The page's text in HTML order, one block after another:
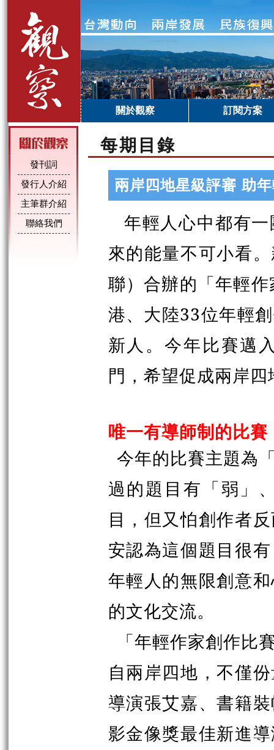
關於觀察 訂閱方案
發刊詞
發行人介紹
主筆群介紹
聯絡我們
每期目錄
兩岸四地星級評審 助
年輕人心中都有
來的能量不可小看
聯）合辦的「年輕
港、大陸33位年輕
新人。今年比賽邁
門，希望促成兩岸
唯一有導師制的比賽
今年的比賽主題為
過的題目有「弱」
目，但又怕創作者
安認為這個題目很
年輕人的無限創意
的文化交流。
「年輕作家創作比
自兩岸四地，不僅
導演張艾嘉、書籍
影金像獎最佳新進